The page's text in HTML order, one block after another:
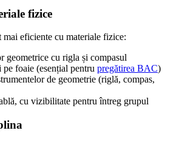
fizice
eficiente cu materiale fizice:
geometrice cu rigla și compasul
pe foaie (esențial pentru pregătirea BAC)
de geometrie (riglă, compas,
cu vizibilitate pentru întreg grupul